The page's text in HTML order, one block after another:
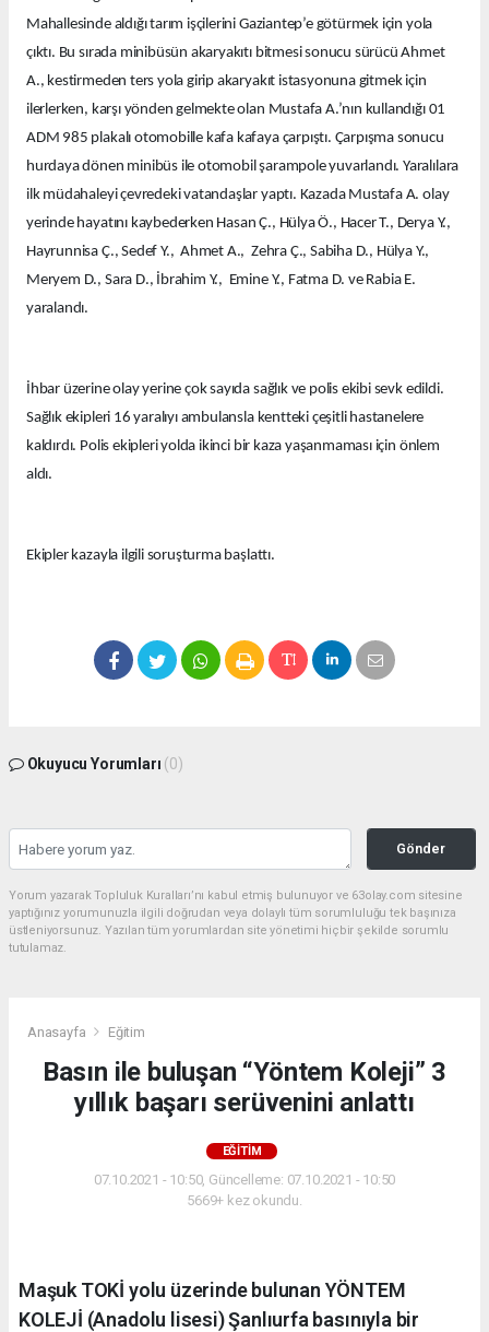
Mahallesinde aldığı tarım işçilerini Gaziantep’e götürmek için yola
çıktı. Bu sırada minibüsün akaryakıtı bitmesi sonucu sürücü Ahmet
A., kestirmeden ters yola girip akaryakıt istasyonuna gitmek için
ilerlerken, karşı yönden gelmekte olan Mustafa A.’nın kullandığı 01
ADM 985 plakalı otomobille kafa kafaya çarpıştı. Çarpışma sonucu
hurdaya dönen minibüs ile otomobil şarampole yuvarlandı. Yaralılara
ilk müdahaleyi çevredeki vatandaşlar yaptı. Kazada Mustafa A. olay
yerinde hayatını kaybederken Hasan Ç., Hülya Ö., Hacer T., Derya Y.,
Hayrunnisa Ç., Sedef Y., Ahmet A., Zehra Ç., Sabiha D., Hülya Y.,
Meryem D., Sara D., İbrahim Y., Emine Y., Fatma D. ve Rabia E.
yaralandı.
İhbar üzerine olay yerine çok sayıda sağlık ve polis ekibi sevk edildi.
Sağlık ekipleri 16 yaralıyı ambulansla kentteki çeşitli hastanelere
kaldırdı. Polis ekipleri yolda ikinci bir kaza yaşanmaması için önlem
aldı.
Ekipler kazayla ilgili soruşturma başlattı.
Okuyucu Yorumları (0)
Gönder
Yorum yazarak Topluluk Kuralları’nı kabul etmiş bulunuyor ve 63olay.com sitesine
yaptığınız yorumunuzla ilgili doğrudan veya dolaylı tüm sorumluluğu tek başınıza
üstleniyorsunuz. Yazılan tüm yorumlardan site yönetimi hiçbir şekilde sorumlu
tutulamaz.
Anasayfa Eğitim
Basın ile buluşan “Yöntem Koleji” 3
yıllık başarı serüvenini anlattı
EĞITIM
07.10.2021 - 10:50, Güncelleme: 07.10.2021 - 10:50
5669+ kez okundu.
Maşuk TOKİ yolu üzerinde bulunan YÖNTEM
KOLEJİ (Anadolu lisesi) Şanlıurfa basınıyla bir